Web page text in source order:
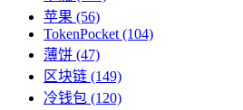
苹果 (56)
TokenPocket (104)
薄饼 (47)
区块链 (149)
冷钱包 (120)